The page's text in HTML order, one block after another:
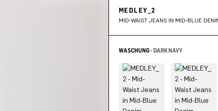
MEDLEY_2
MID-WAIST JEANS IN MID-BLUE
WASCHUNG -DARK NAVY